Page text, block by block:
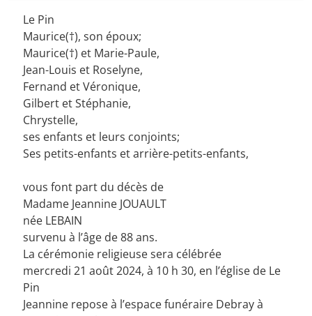
Le Pin
Maurice(†), son époux;
Maurice(†) et Marie-Paule,
Jean-Louis et Roselyne,
Fernand et Véronique,
Gilbert et Stéphanie,
Chrystelle,
ses enfants et leurs conjoints;
Ses petits-enfants et arrière-petits-enfants,
vous font part du décès de
Madame Jeannine JOUAULT
née LEBAIN
survenu à l’âge de 88 ans.
La cérémonie religieuse sera célébrée
mercredi 21 août 2024, à 10 h 30, en l’église de Le
Pin
Jeannine repose à l’espace funéraire Debray à